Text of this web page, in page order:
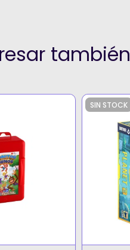
también
SIN STOCK